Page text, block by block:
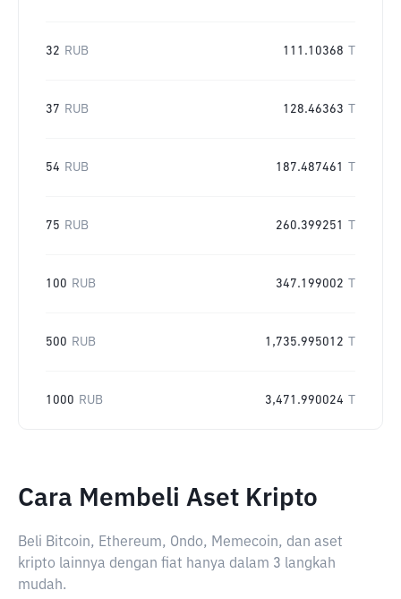
32 RUB 111.10368
37 RUB 128.46363
54 RUB 187.487461
75 RUB 260.399251
100 RUB 347.199002
500 RUB 1,735.995012
1000 RUB 3,471.990024
Cara Membeli Aset Kripto
Beli Bitcoin, Ethereum, Ondo, Memecoin, dan aset
kripto lainnya dengan fiat hanya dalam 3 langkah
mudah.